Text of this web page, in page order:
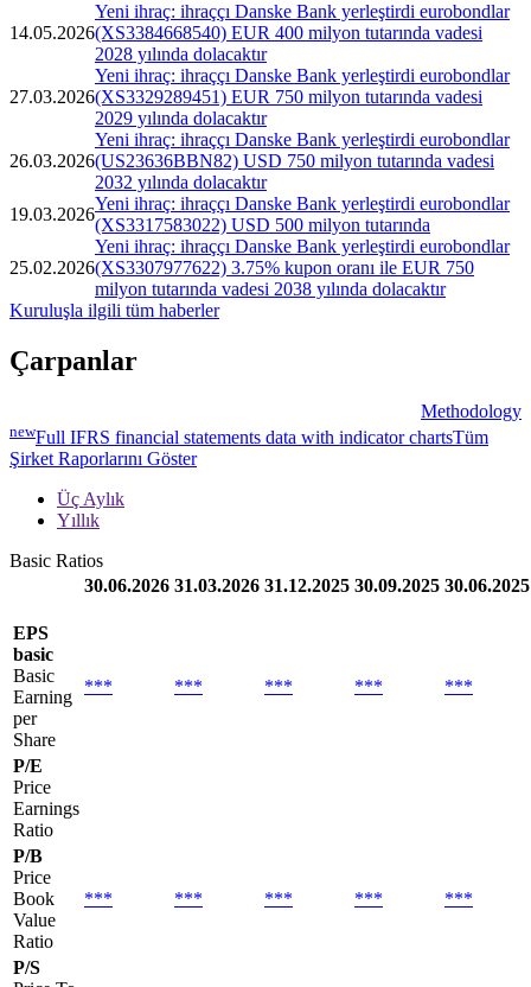
14.05.2026
Yeni ihraç: ihraççı Danske Bank yerleştirdi eurobondlar
(XS3384668540) EUR 400 milyon tutarında vadesi
2028 yılında dolacaktır
27.03.2026
Yeni ihraç: ihraççı Danske Bank yerleştirdi eurobondlar
(XS3329289451) EUR 750 milyon tutarında vadesi
2029 yılında dolacaktır
26.03.2026
Yeni ihraç: ihraççı Danske Bank yerleştirdi eurobondlar
(US23636BBN82) USD 750 milyon tutarında vadesi
2032 yılında dolacaktır
19.03.2026
Yeni ihraç: ihraççı Danske Bank yerleştirdi eurobondlar
(XS3317583022) USD 500 milyon tutarında
25.02.2026
Yeni ihraç: ihraççı Danske Bank yerleştirdi eurobondlar
(XS3307977622) 3.75% kupon oranı ile EUR 750
milyon tutarında vadesi 2038 yılında dolacaktır
Kuruluşla ilgili tüm haberler
Çarpanlar
Methodology
newFull IFRS financial statements data with indicator chartsTüm
Şirket Raporlarını Göster
Üç Aylık
Yıllık
Basic Ratios
30.06.2026 31.03.2026 31.12.2025 30.09.2025 30.06.2025
EPS
basic
Basic
Earning
per
Share
*** *** *** *** ***
P/E
Price
Earnings
Ratio
P/B
Price
Book
Value
Ratio
*** *** *** *** ***
P/S